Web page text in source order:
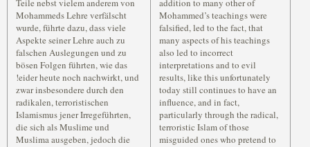
Teile nebst vielem anderem von
Mohammeds Lehre verfälscht
wurde, führte dazu, dass viele
Aspekte seiner Lehre auch zu
falschen Auslegungen und zu
bösen Folgen führten, wie das
!eider heute noch nachwirkt, und
zwar insbesondere durch den
radikalen, terroristischen
Islamismus jener Irregeführten,
die sich als Muslime und
Muslima ausgeben, jedoch die
addition to many other of
Mohammed’s teachings were
falsified, led to the fact, that
many aspects of his teachings
also led to incorrect
interpretations and to evil
results, like this unfortunately
today still continues to have an
influence, and in fact,
particularly through the radical,
terroristic Islam of those
misguided ones who pretend to